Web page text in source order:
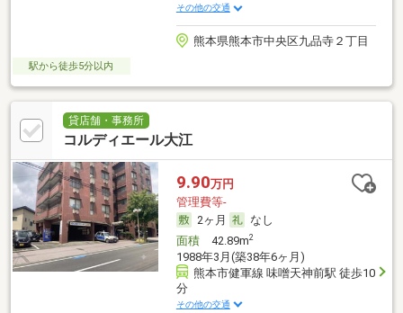
その他の交通
熊本県熊本市中央区九品寺２丁目
駅から徒歩5分以内
貸店舗・事務所
コルディエール大江
9.90万円
管理費等-
2ヶ月
なし
面積42.89m2
1988年3月(築38年6ヶ月)
熊本市健軍線 味噌天神前駅 徒歩10
分
その他の交通